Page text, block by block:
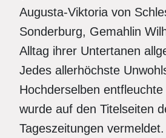
Augusta-Viktoria von
Sonderburg, Gemahlin
Alltag ihrer Untertanen
Jedes allerhöchste
Hochderselben entfleuchte
wurde auf den Titelseiten
Tageszeitungen